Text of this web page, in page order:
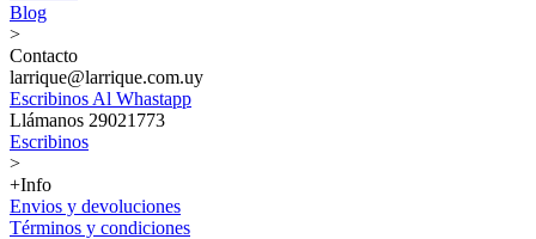
Blog
>
Contacto
larrique@larrique.com.uy
Escribinos Al Whastapp
Llámanos 29021773
Escribinos
>
+Info
Envios y devoluciones
Términos y condiciones